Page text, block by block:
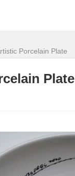
Porcelain Plate
Plate